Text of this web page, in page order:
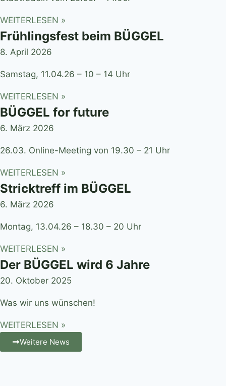
WEITERLESEN »
Frühlingsfest beim BÜGGEL
8. April 2026
Samstag, 11.04.26 – 10 – 14 Uhr
WEITERLESEN »
BÜGGEL for future
6. März 2026
26.03. Online-Meeting von 19.30 – 21 Uhr
WEITERLESEN »
Stricktreff im BÜGGEL
6. März 2026
Montag, 13.04.26 – 18.30 – 20 Uhr
WEITERLESEN »
Der BÜGGEL wird 6 Jahre
20. Oktober 2025
Was wir uns wünschen!
WEITERLESEN »
Weitere News